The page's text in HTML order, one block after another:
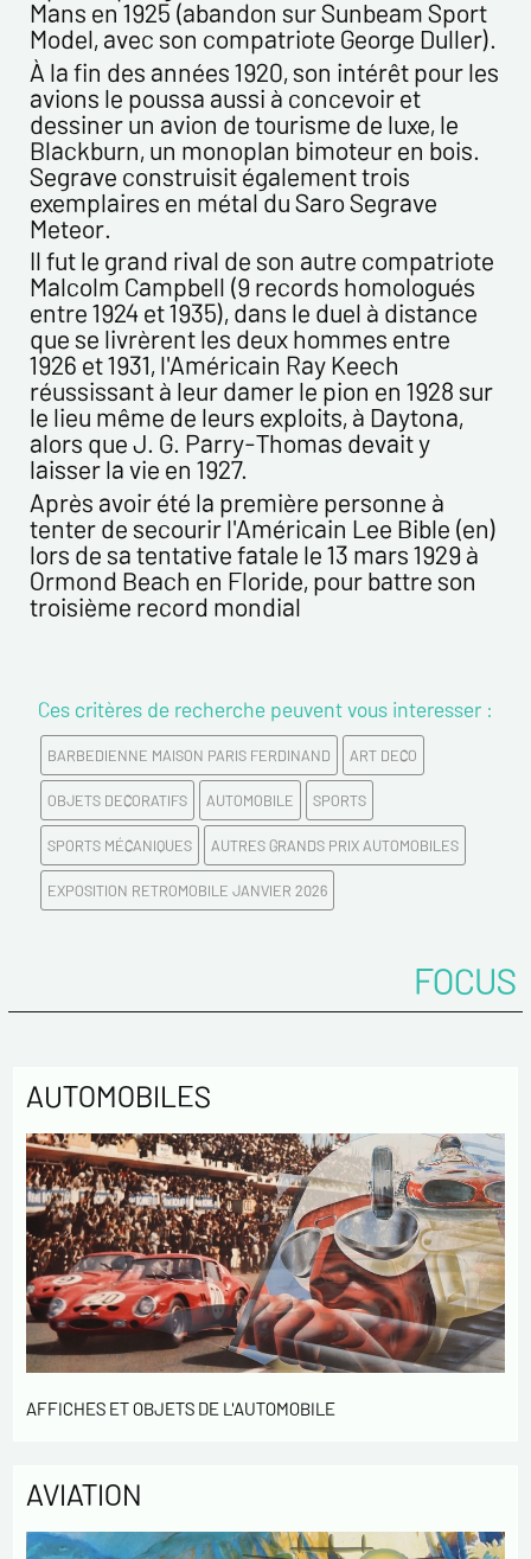
Mans en 1925 (abandon sur Sunbeam Sport
Model, avec son compatriote George Duller).
À la fin des années 1920, son intérêt pour les
avions le poussa aussi à concevoir et
dessiner un avion de tourisme de luxe, le
Blackburn, un monoplan bimoteur en bois.
Segrave construisit également trois
exemplaires en métal du Saro Segrave
Meteor.
Il fut le grand rival de son autre compatriote
Malcolm Campbell (9 records homologués
entre 1924 et 1935), dans le duel à distance
que se livrèrent les deux hommes entre
1926 et 1931, l'Américain Ray Keech
réussissant à leur damer le pion en 1928 sur
le lieu même de leurs exploits, à Daytona,
alors que J. G. Parry-Thomas devait y
laisser la vie en 1927.
Après avoir été la première personne à
tenter de secourir l'Américain Lee Bible (en)
lors de sa tentative fatale le 13 mars 1929 à
Ormond Beach en Floride, pour battre son
troisième record mondial
Ces critères de recherche peuvent vous interesser :
BARBEDIENNE MAISON PARIS FERDINAND ART DECO
OBJETS DECORATIFS AUTOMOBILE SPORTS
SPORTS MÉCANIQUES AUTRES GRANDS PRIX AUTOMOBILES
EXPOSITION RETROMOBILE JANVIER 2026
FOCUS
AUTOMOBILES
AFFICHES ET OBJETS DE L'AUTOMOBILE
AVIATION